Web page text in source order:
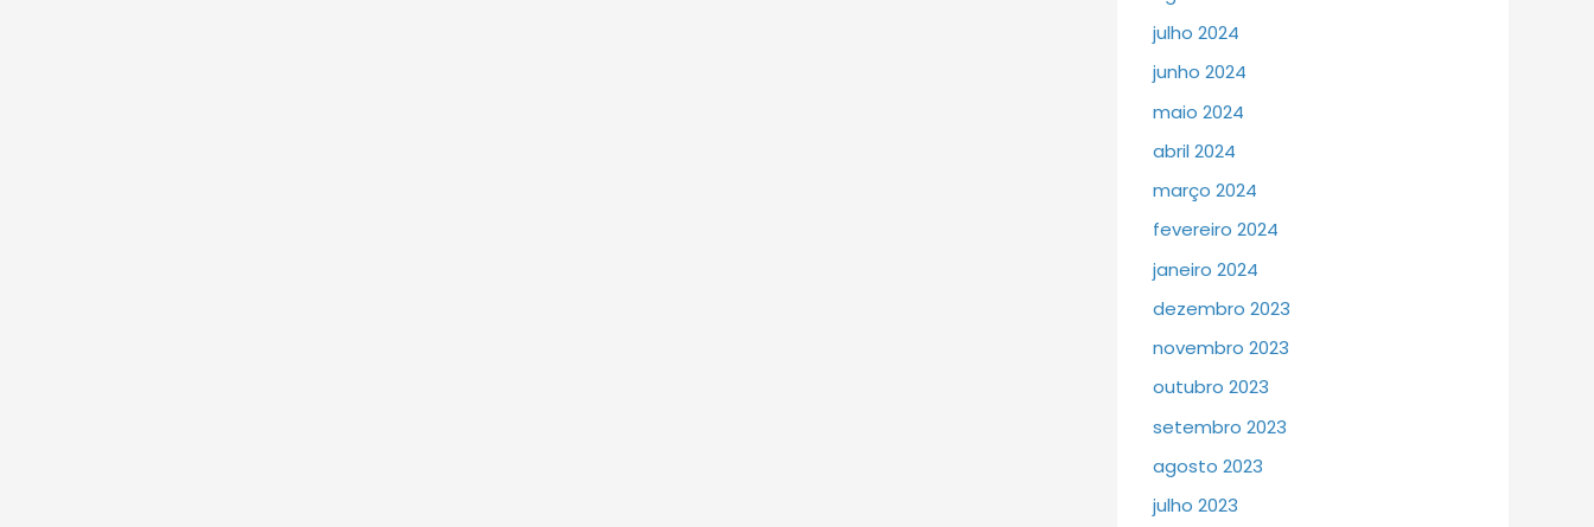
julho 2024
junho 2024
maio 2024
abril 2024
março 2024
fevereiro 2024
janeiro 2024
dezembro 2023
novembro 2023
outubro 2023
setembro 2023
agosto 2023
julho 2023